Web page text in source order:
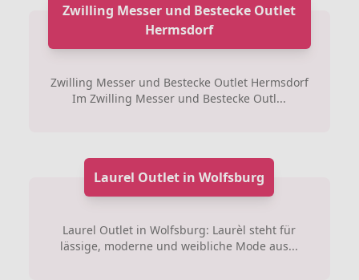
Zwilling Messer und Bestecke Outlet
Hermsdorf
Zwilling Messer und Bestecke Outlet Hermsdorf
Im Zwilling Messer und Bestecke Outl...
Laurel Outlet in Wolfsburg
Laurel Outlet in Wolfsburg: Laurèl steht für
lässige, moderne und weibliche Mode aus...